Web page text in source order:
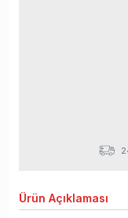
Ürün Açıklaması